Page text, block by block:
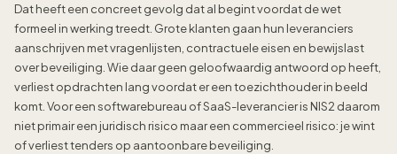
Dat heeft een concreet gevolg dat al begint voordat de wet
formeel in werking treedt. Grote klanten gaan hun leveranciers
aanschrijven met vragenlijsten, contractuele eisen en bewijslast
over beveiliging. Wie daar geen geloofwaardig antwoord op heeft,
verliest opdrachten lang voordat er een toezichthouder in beeld
komt. Voor een softwarebureau of SaaS-leverancier is NIS2 daarom
niet primair een juridisch risico maar een commercieel risico: je wint
of verliest tenders op aantoonbare beveiliging.